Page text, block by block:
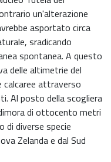
un'alterazione
asportato circa
sradicando
spontanea. A questo
delle altimetrie del
attraverso
Al posto della scogliera
di ottocento metri
di diverse specie
Zelanda e dal Sud